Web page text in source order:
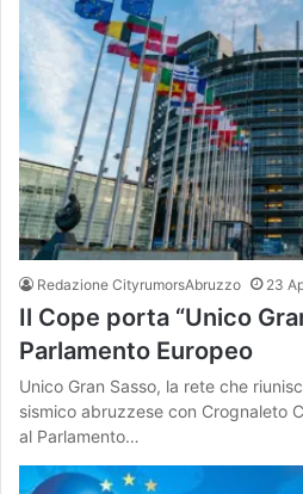
Redazione CityrumorsAbruzzo 23
Il Cope porta “Unico
Parlamento Europeo
Unico Gran Sasso, la rete che
sismico abruzzese con Crognaleto
al Parlamento…